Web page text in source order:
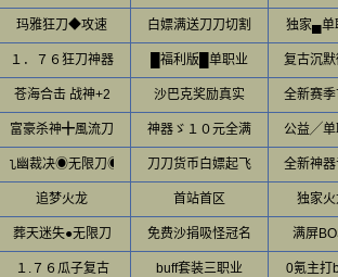
玛雅狂刀◆攻速 白嫖满送刀刀切割 独家▄单
１．７６狂刀神器 █福利版█单职业 复古沉默
苍海合击 战神+2 沙巴克奖励真实 全新赛季
富豪杀神╋風流刀 神器ゞ１０元全满 公益╱单
九幽裁决◉无限刀◉ 刀刀货币白嫖起飞 全新神器
追梦火龙 首站首区 独家
葬天迷失●无限刀 免费沙捐吸怪冠名 满屏
１.７６瓜子复古 buff套装三职业 0氪主打